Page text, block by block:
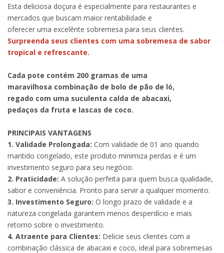
Esta deliciosa doçura é especialmente para restaurantes e
mercados que buscam maior rentabilidade e
oferecer uma excelênte sobremesa para seus clientes.
Surpreenda seus clientes com uma sobremesa de sabor
tropical e refrescante.
Cada pote contém 200 gramas de uma
maravilhosa combinação de bolo de pão de ló,
regado com uma suculenta calda de abacaxi,
pedaços da fruta e lascas de coco.
PRINCIPAIS VANTAGENS
1. Validade Prolongada: Com validade de 01 ano quando
mantido congelado, este produto minimiza perdas e é um
investimento seguro para seu negócio.
2. Praticidade: A solução perfeita para quem busca qualidade,
sabor e conveniência. Pronto para servir a qualquer momento.
3. Investimento Seguro: O longo prazo de validade e a
natureza congelada garantem menos desperdício e mais
retorno sobre o investimento.
4. Atraente para Clientes: Delicie seus clientes com a
combinação clássica de abacaxi e coco, ideal para sobremesas